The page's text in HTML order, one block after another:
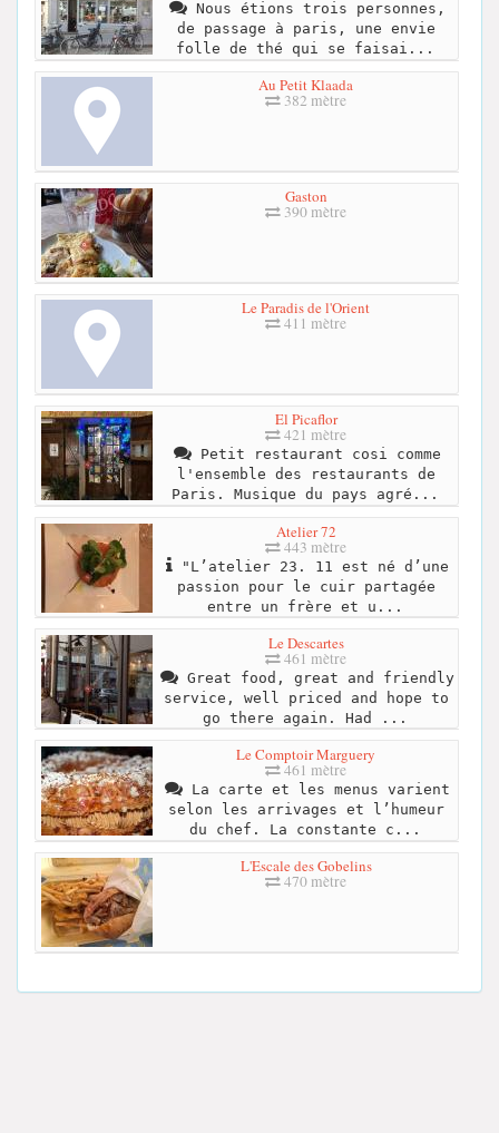
Nous étions trois personnes,
de passage à paris, une envie
folle de thé qui se faisai...
Au Petit Klaada
382 mètre
Gaston
390 mètre
Le Paradis de l'Orient
411 mètre
El Picaflor
421 mètre
Petit restaurant cosi comme
l'ensemble des restaurants de
Paris. Musique du pays agré...
Atelier 72
443 mètre
"L’atelier 23. 11 est né d’une
passion pour le cuir partagée
entre un frère et u...
Le Descartes
461 mètre
Great food, great and friendly
service, well priced and hope to
go there again. Had ...
Le Comptoir Marguery
461 mètre
La carte et les menus varient
selon les arrivages et l’humeur
du chef. La constante c...
L'Escale des Gobelins
470 mètre